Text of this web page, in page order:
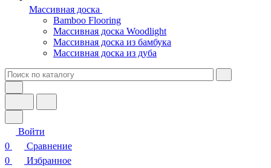
Массивная доска
Bamboo Flooring
Массивная доска Woodlight
Массивная доска из бамбука
Массивная доска из дуба
Войти
0
Сравнение
0
Избранное